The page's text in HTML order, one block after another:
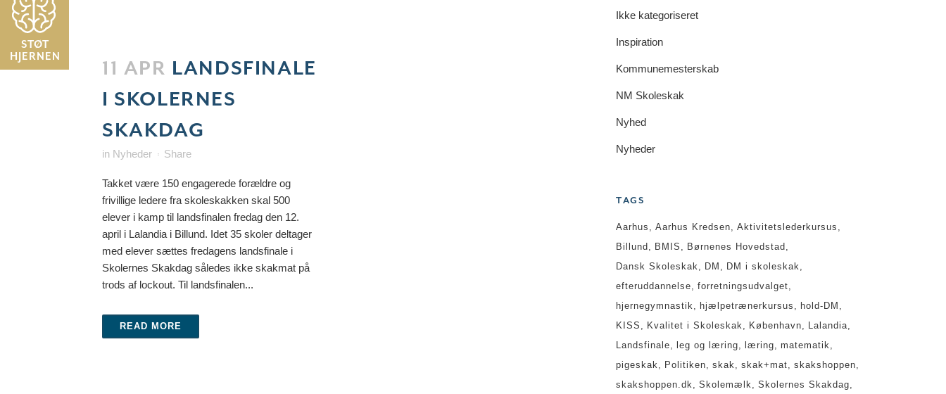
STØT
HJERNEN
11 APR LANDSFINALE
I SKOLERNES
SKAKDAG
in Nyheder Share
Takket være 150 engagerede forældre og
frivillige ledere fra skoleskakken skal 500
elever i kamp til landsfinalen fredag den 12.
april i Lalandia i Billund. Idet 35 skoler deltager
med elever sættes fredagens landsfinale i
Skolernes Skakdag således ikke skakmat på
trods af lockout. Til landsfinalen...
READ MORE
Ikke kategoriseret
Inspiration
Kommunemesterskab
NM Skoleskak
Nyhed
Nyheder
TAGS
Aarhus Aarhus Kredsen
Aktivitetslederkursus
Billund
BMIS
Børnenes Hovedstad
Dansk Skoleskak
DM
DM i skoleskak
efteruddannelse
forretningsudvalget
hjernegymnastik
hjælpetrænerkursus
hold-DM
KISS
Kvalitet i Skoleskak København
Lalandia
Landsfinale
leg og læring læring
matematik
pigeskak
Politiken skak skak+mat
skakshoppen
skakshoppen.dk
Skolemælk
Skolernes Skakdag